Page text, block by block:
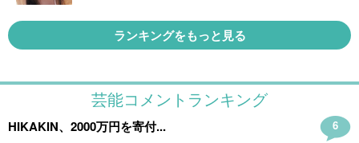
ランキングをもっと見る